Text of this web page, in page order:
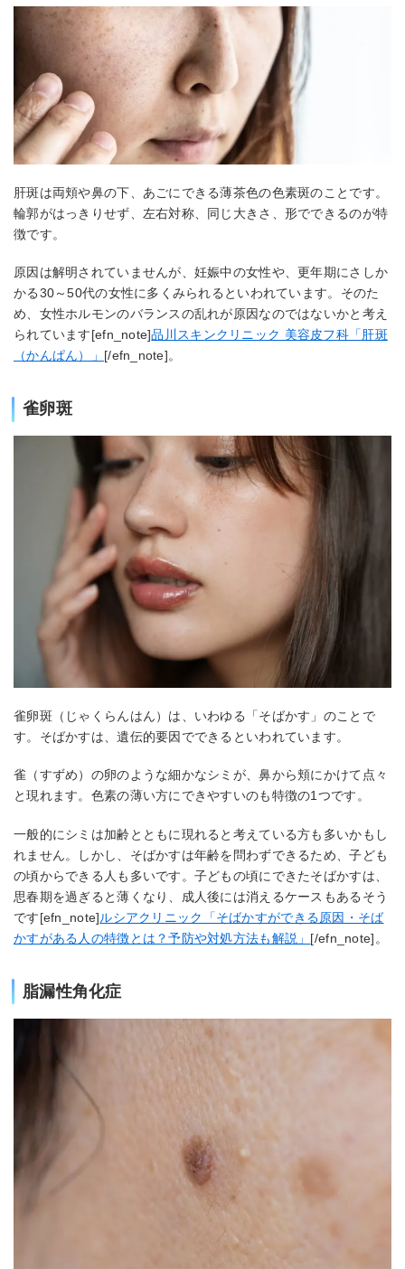
肝斑は両頬や鼻の下、あごにできる薄茶色の色素斑のことです。
輪郭がはっきりせず、左右対称、同じ大きさ、形でできるのが特
徴です。
原因は解明されていませんが、妊娠中の女性や、更年期にさしか
かる30～50代の女性に多くみられるといわれています。そのた
め、女性ホルモンのバランスの乱れが原因なのではないかと考え
られています[efn_note]品川スキンクリニック 美容皮フ科「肝斑
（かんぱん）」 [/efn_note]。
雀卵斑
雀卵斑（じゃくらんはん）は、いわゆる「そばかす」のことで
す。そばかすは、遺伝的要因でできるといわれています。
雀（すずめ）の卵のような細かなシミが、鼻から頬にかけて点々
と現れます。色素の薄い方にできやすいのも特徴の1つです。
一般的にシミは加齢とともに現れると考えている方も多いかもし
れません。しかし、そばかすは年齢を問わずできるため、子ども
の頃からできる人も多いです。子どもの頃にできたそばかすは、
思春期を過ぎると薄くなり、成人後には消えるケースもあるそう
です[efn_note]ルシアクリニック「そばかすができる原因・そば
かすがある人の特徴とは？予防や対処方法も解説」 [/efn_note]。
脂漏性角化症